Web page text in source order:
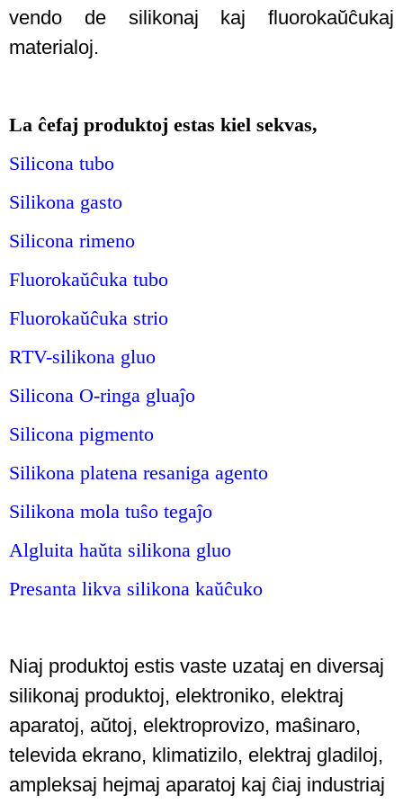
vendo de silikonaj kaj fluorokaŭĉukaj
materialoj.
La ĉefaj produktoj estas kiel sekvas,
Silicona tubo
Silikona gasto
Silicona rimeno
Fluorokaŭĉuka tubo
Fluorokaŭĉuka strio
RTV-silikona gluo
Silicona O-ringa gluaĵo
Silicona pigmento
Silikona platena resaniga agento
Silikona mola tuŝo tegaĵo
Algluita haŭta silikona gluo
Presanta likva silikona kaŭĉuko
Niaj produktoj estis vaste uzataj en diversaj
silikonaj produktoj, elektroniko, elektraj
aparatoj, aŭtoj, elektroprovizo, maŝinaro,
televida ekrano, klimatizilo, elektraj gladiloj,
ampleksaj hejmaj aparatoj kaj ĉiaj industriaj